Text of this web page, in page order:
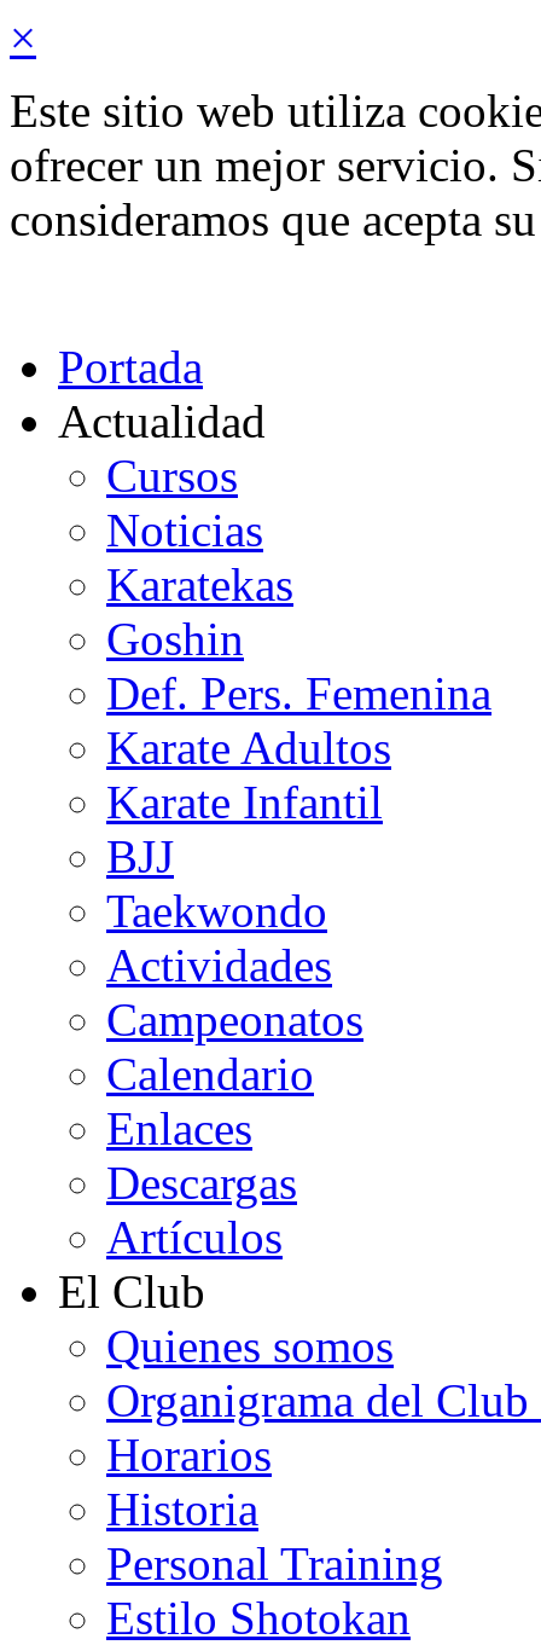
×
Este sitio web utiliza
ofrecer un mejor servicio.
consideramos que acepta
Portada
Actualidad
Cursos
Noticias
Karatekas
Goshin
Def. Pers. Femenina
Karate Adultos
Karate Infantil
BJJ
Taekwondo
Actividades
Campeonatos
Calendario
Enlaces
Descargas
Artículos
El Club
Quienes somos
Organigrama del
Horarios
Historia
Personal Training
Estilo Shotokan